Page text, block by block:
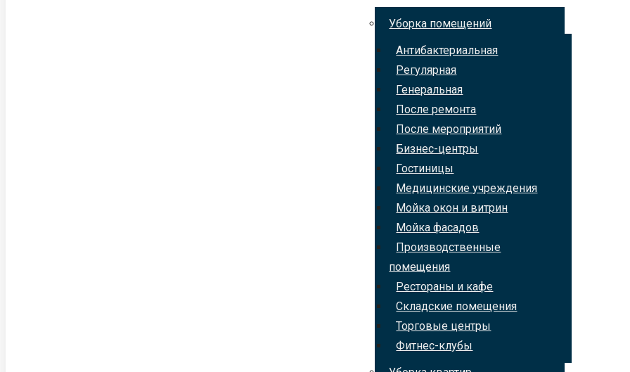
Уборка помещений
Антибактериальная
Регулярная
Генеральная
После ремонта
После мероприятий
Бизнес-центры
Гостиницы
Медицинские учреждения
Мойка окон и витрин
Мойка фасадов
Производственные
помещения
Рестораны и кафе
Складские помещения
Торговые центры
Фитнес-клубы